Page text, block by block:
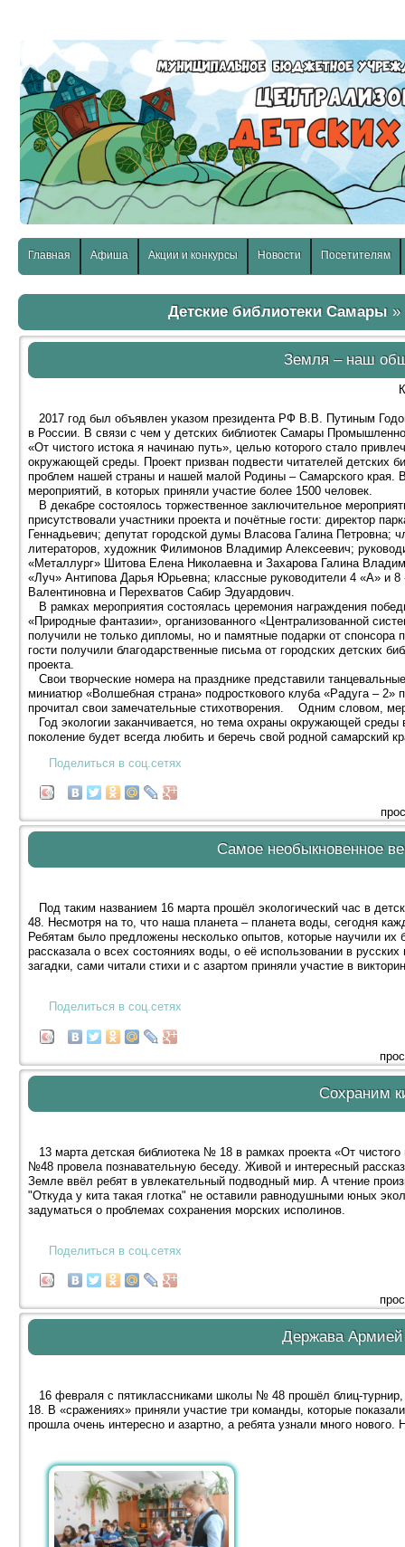
Главная Афиша Акции и конкурсы Новости Посетителям
Детские библиотеки Самары »
Земля – наш
2017 год был объявлен указом президента РФ В.В. Путиным
в России. В связи с чем у детских библиотек Самары
«От чистого истока я начинаю путь», целью которого стало
окружающей среды. Проект призван подвести читателей детских
проблем нашей страны и нашей малой Родины – Самарского края.
мероприятий, в которых приняли участие более 1500 человек.
В декабре состоялось торжественное заключительное
присутствовали участники проекта и почётные гости: директор
Геннадьевич; депутат городской думы Власова Галина Петровна;
литераторов, художник Филимонов Владимир Алексеевич;
«Металлург» Шитова Елена Николаевна и Захарова Галина
«Луч» Антипова Дарья Юрьевна; классные руководители 4 «А»
Валентиновна и Перехватов Сабир Эдуардович.
В рамках мероприятия состоялась церемония награждения
«Природные фантазии», организованного «Централизованной
получили не только дипломы, но и памятные подарки от спонсора
гости получили благодарственные письма от городских детских
проекта.
Свои творческие номера на празднике представили
миниатюр «Волшебная страна» подросткового клуба «Радуга –
прочитал свои замечательные стихотворения. Одним словом,
Год экологии заканчивается, но тема охраны окружающей
поколение будет всегда любить и беречь свой родной самарский
Поделиться в соц.сетях
Самое необыкновенное
Под таким названием 16 марта прошёл экологический час в
48. Несмотря на то, что наша планета – планета воды, сегодня
Ребятам было предложены несколько опытов, которые научили
рассказала о всех состояниях воды, о её использовании в
загадки, сами читали стихи и с азартом приняли участие в
Поделиться в соц.сетях
Сохраним
13 марта детская библиотека № 18 в рамках проекта «От
№48 провела познавательную беседу. Живой и интересный
Земле ввёл ребят в увлекательный подводный мир. А чтение
"Откуда у кита такая глотка" не оставили равнодушными юных
задуматься о проблемах сохранения морских исполинов.
Поделиться в соц.сетях
Держава Армией
16 февраля с пятиклассниками школы № 48 прошёл блиц-
18. В «сражениях» приняли участие три команды, которые
прошла очень интересно и азартно, а ребята узнали много